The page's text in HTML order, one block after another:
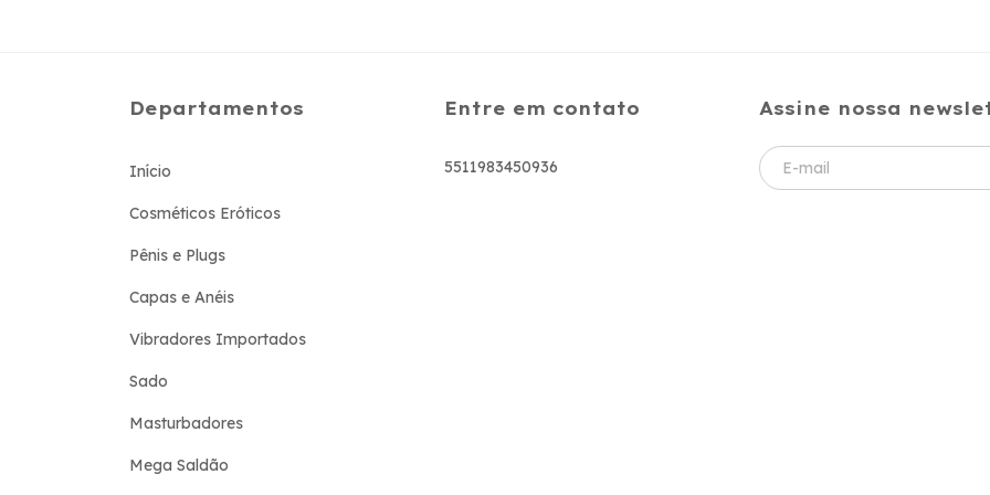
Departamentos
Início
Cosméticos Eróticos
Pênis e Plugs
Capas e Anéis
Vibradores Importados
Sado
Masturbadores
Mega Saldão
Entre em contato
5511983450936
Assine nossa